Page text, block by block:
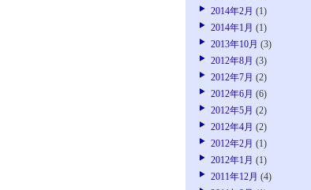
2014年2月 (1)
2014年1月 (1)
2013年10月 (3)
2012年8月 (3)
2012年7月 (2)
2012年6月 (6)
2012年5月 (2)
2012年4月 (2)
2012年2月 (1)
2012年1月 (1)
2011年12月 (4)